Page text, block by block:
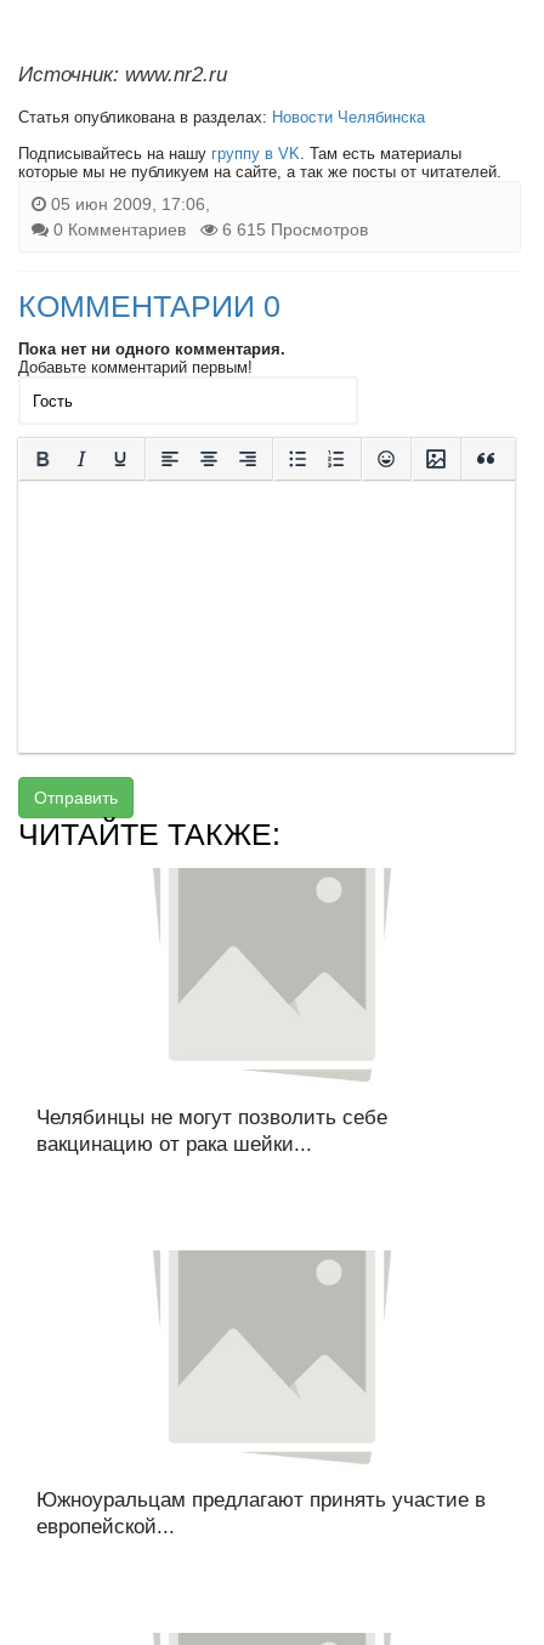
Источник: www.nr2.ru
Статья опубликована в разделах: Новости Челябинска
Подписывайтесь на нашу группу в VK. Там есть материалы
которые мы не публикуем на сайте, а так же посты от читателей.
05 июн 2009, 17:06,
0 Комментариев
6 615 Просмотров
КОММЕНТАРИИ 0
Пока нет ни одного комментария.
Добавьте комментарий первым!
Отправить
ЧИТАЙТЕ ТАКЖЕ:
Челябинцы не могут позволить себе
вакцинацию от рака шейки...
Южноуральцам предлагают принять участие в
европейской...